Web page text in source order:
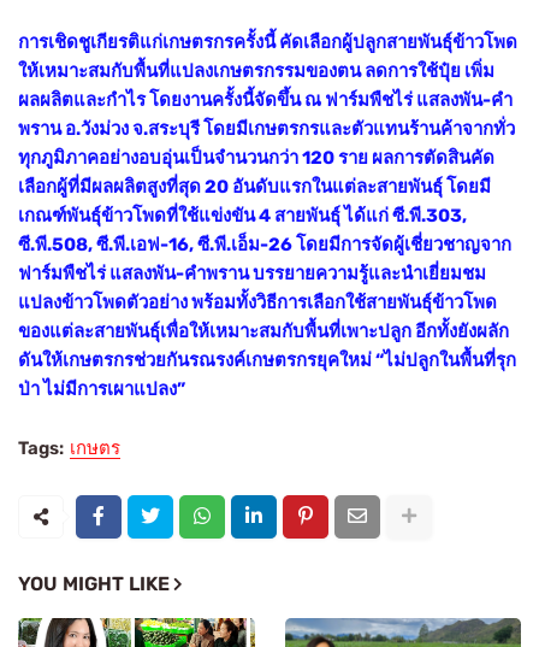
การเชิดชูเกียรติแก่เกษตรกรครั้งนี้ คัดเลือกผู้ปลูกสายพันธุ์ข้าวโพด
ให้เหมาะสมกับพื้นที่แปลงเกษตรกรรมของตน ลดการใช้ปุ๋ย เพิ่ม
ผลผลิตและกำไร โดยงานครั้งนี้จัดขึ้น ณ ฟาร์มพืชไร่ แสลงพัน-คำ
พราน อ.วังม่วง จ.สระบุรี โดยมีเกษตรกรและตัวแทนร้านค้าจากทั่ว
ทุกภูมิภาคอย่างอบอุ่นเป็นจำนวนกว่า 120 ราย ผลการตัดสินคัด
เลือกผู้ที่มีผลผลิตสูงที่สุด 20 อันดับแรกในแต่ละสายพันธุ์ โดยมี
เกณฑ์พันธุ์ข้าวโพดที่ใช้แข่งขัน 4 สายพันธุ์ ได้แก่ ซี.พี.303,
ซี.พี.508, ซี.พี.เอฟ-16, ซี.พี.เอ็ม-26 โดยมีการจัดผู้เชี่ยวชาญจาก
ฟาร์มพืชไร่ แสลงพัน-คำพราน บรรยายความรู้และนำเยี่ยมชม
แปลงข้าวโพดตัวอย่าง พร้อมทั้งวิธีการเลือกใช้สายพันธุ์ข้าวโพด
ของแต่ละสายพันธุ์เพื่อให้เหมาะสมกับพื้นที่เพาะปลูก อีกทั้งยังผลัก
ดันให้เกษตรกรช่วยกันรณรงค์เกษตรกรยุคใหม่ “ไม่ปลูกในพื้นที่รุก
ป่า ไม่มีการเผาแปลง”
Tags: เกษตร
YOU MIGHT LIKE